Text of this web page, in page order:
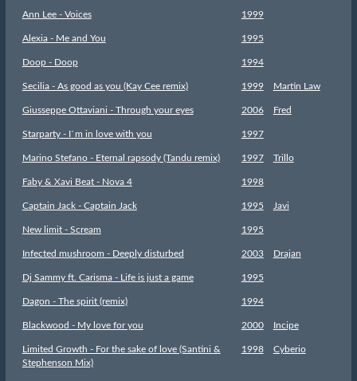
Ann Lee - Voices 1999
Alexia - Me and You 1995
Doop - Doop 1994
Secilia - As good as you (Kay Cee remix) 1999 Martin Law
Giusseppe Ottaviani - Through your eyes 2006 Fred
Starparty - I`m in love with you 1997
Marino Stefano - Eternal rapsody (Tandu remix) 1997 Trillo
Faby & Xavi Beat - Nova 4 1998
Captain Jack - Captain Jack 1995 Javi
New limit - Scream 1995
Infected mushroom - Deeply disturbed 2003 Drajan
Dj Sammy ft. Carisma - Life is just a game 1995
Dagon - The spirit (remix) 1994
Blackwood - My love for you 2000 Incipe
Limited Growth - For the sake of love (Santini &
Stephenson Mix)
1998 Cyberio